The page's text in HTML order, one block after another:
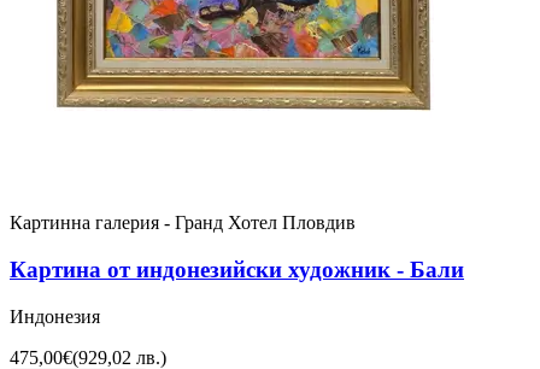
Картинна галерия - Гранд Хотел Пловдив
Картина от индонезийски художник - Бали
Индонезия
475,00€(929,02 лв.)